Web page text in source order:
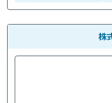
株